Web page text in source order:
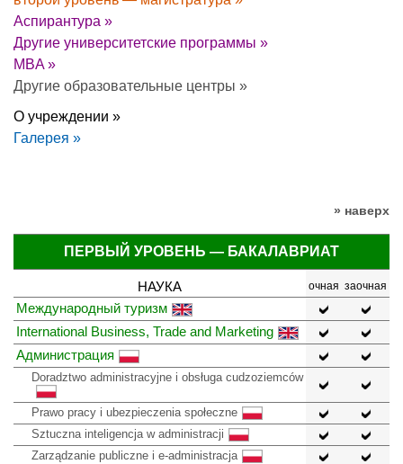
Аспирантура »
Другие университетские программы »
MBA »
Другие образовательные центры »
О учреждении »
Галерея »
» наверх
ПЕРВЫЙ УРОВЕНЬ — БАКАЛАВРИАТ
НАУКА очная заочная
Международный туризм
International Business, Trade and Marketing
Администрация
Doradztwo administracyjne i obsługa cudzoziemców
Prawo pracy i ubezpieczenia społeczne
Sztuczna inteligencja w administracji
Zarządzanie publiczne i e-administracja